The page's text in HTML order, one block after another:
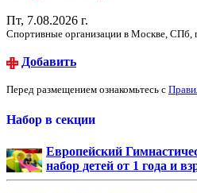
Пт, 7.08.2026 г.
Спортивные организации в Москве, СПб,
Добавить
Перед размещением ознакомьтесь с
Набор в секции
Европейский
набор детей от 1 года и